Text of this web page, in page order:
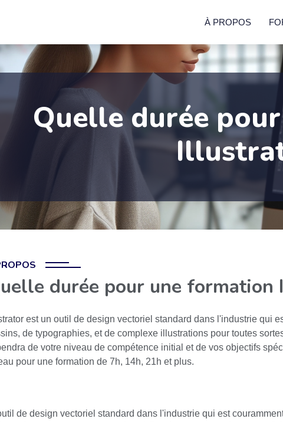
À PROPOS
Quelle durée
durée pour une
est un outil de design vectoriel standard dans l'industrie qui
de typographies, et de complexe illustrations pour toutes
de votre niveau de compétence initial et de vos objectifs
pour une formation de 7h, 14h, 21h et plus.
de design vectoriel standard dans l'industrie qui est